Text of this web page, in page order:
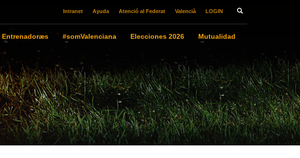
Intranet Ayuda Atenció al Federat Valencià LOGIN
Entrenadoræs #somValenciana Elecciones 2026
Mutualidad